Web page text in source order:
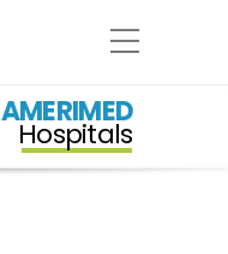
AMERIMED
Hospitals